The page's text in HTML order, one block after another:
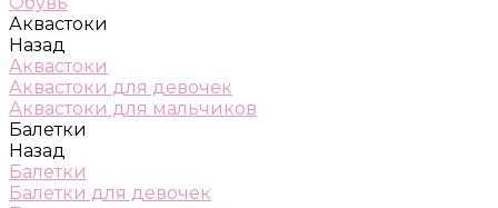
Аквастоки
Назад
Аквастоки
Аквастоки для девочек
Аквастоки для мальчиков
Балетки
Назад
Балетки
Балетки для девочек